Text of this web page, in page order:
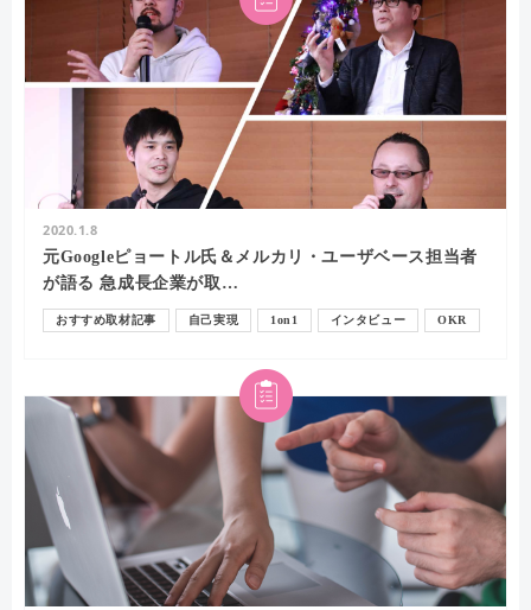
2020.1.8
元Googleピョートル氏＆メルカリ・ユーザベース担当者
が語る 急成長企業が取…
おすすめ取材記事 自己実現 1on1 インタビュー OKR